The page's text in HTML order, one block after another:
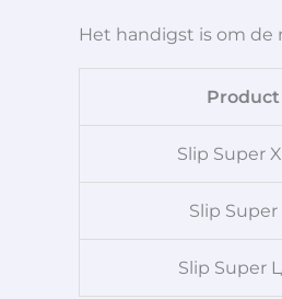
Het handigst is om de
Product
Slip Super
Slip Super
Slip Super